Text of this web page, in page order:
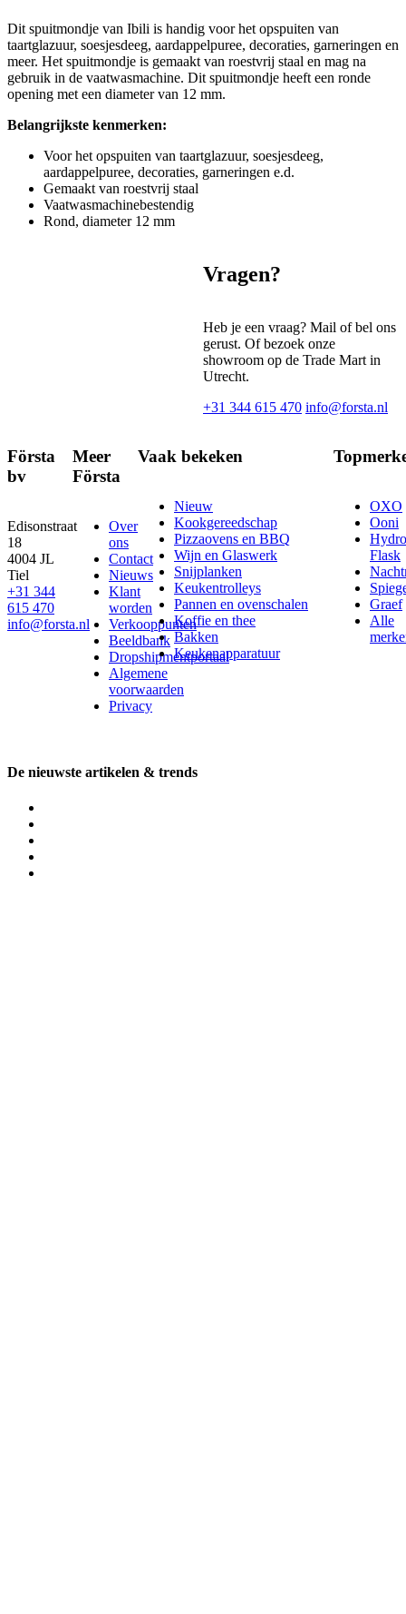
Dit spuitmondje van Ibili is handig voor het opspuiten van
taartglazuur, soesjesdeeg, aardappelpuree, decoraties, garneringen en
meer. Het spuitmondje is gemaakt van roestvrij staal en mag na
gebruik in de vaatwasmachine. Dit spuitmondje heeft een ronde
opening met een diameter van 12 mm.
Belangrijkste kenmerken:
Voor het opspuiten van taartglazuur, soesjesdeeg,
aardappelpuree, decoraties, garneringen e.d.
Gemaakt van roestvrij staal
Vaatwasmachinebestendig
Rond, diameter 12 mm
Vragen?
Heb je een vraag? Mail of bel ons
gerust. Of bezoek onze
showroom op de Trade Mart in
Utrecht.
+31 344 615 470 info@forsta.nl
Första
bv
Edisonstraat
18
4004 JL
Tiel
+31 344
615 470
info@forsta.nl
Meer
Första
Over
ons
Contact
Nieuws
Klant
worden
Verkooppunten
Beeldbank
Dropshipmentportaal
Algemene
voorwaarden
Privacy
Vaak bekeken
Nieuw
Kookgereedschap
Pizzaovens en BBQ
Wijn en Glaswerk
Snijplanken
Keukentrolleys
Pannen en ovenschalen
Koffie en thee
Bakken
Keukenapparatuur
OXO
Ooni
Hydro
Flask
Graef
Alle
De nieuwste artikelen & trends